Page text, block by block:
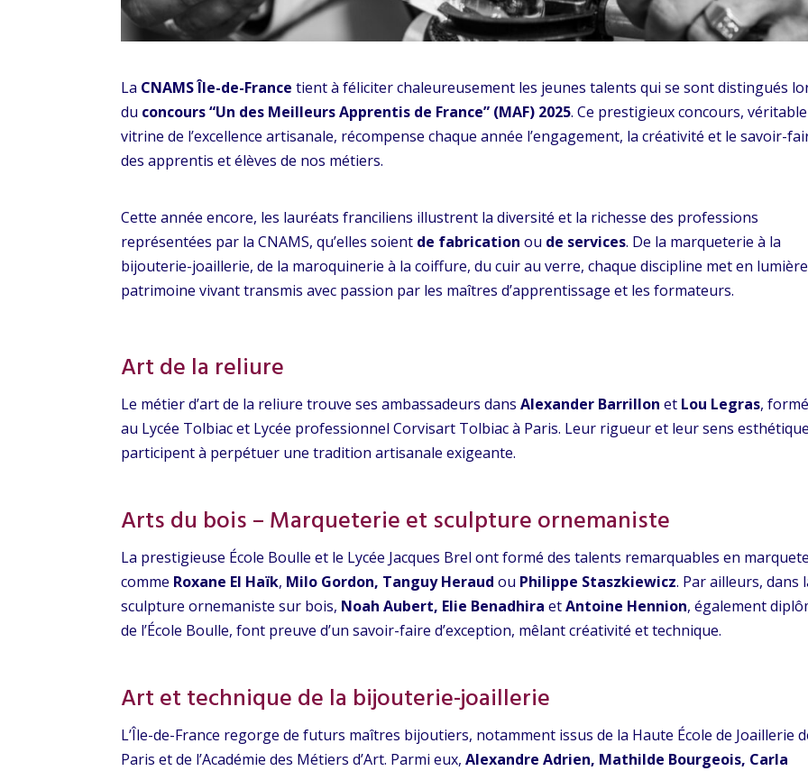
La CNAMS Île-de-France tient à féliciter chaleureusement les jeunes talents qui se sont distingués
du concours “Un des Meilleurs Apprentis de France” (MAF) 2025. Ce prestigieux concours, véritable
vitrine de l’excellence artisanale, récompense chaque année l’engagement, la créativité et le savoir-
des apprentis et élèves de nos métiers.
Cette année encore, les lauréats franciliens illustrent la diversité et la richesse des professions
représentées par la CNAMS, qu’elles soient de fabrication ou de services. De la marqueterie à la
bijouterie-joaillerie, de la maroquinerie à la coiffure, du cuir au verre, chaque discipline met en
patrimoine vivant transmis avec passion par les maîtres d’apprentissage et les formateurs.
Art de la reliure
Le métier d’art de la reliure trouve ses ambassadeurs dansAlexander Barrillon et Lou Legras,
au Lycée Tolbiac et Lycée professionnel Corvisart Tolbiac à Paris. Leur rigueur et leur sens
participent à perpétuer une tradition artisanale exigeante.
Arts du bois – Marqueterie et sculpture ornemaniste
La prestigieuse École Boulle et le Lycée Jacques Brel ont formé des talents remarquables en
comme Roxane El Haïk, Milo Gordon, Tanguy Heraudou Philippe Staszkiewicz. Par ailleurs, dans
sculpture ornemaniste sur bois, Noah Aubert, Elie Benadhira etAntoine Hennion, également
de l’École Boulle, font preuve d’un savoir-faire d’exception, mêlant créativité et technique.
Art et technique de la bijouterie-joaillerie
L’Île-de-France regorge de futurs maîtres bijoutiers, notamment issus de la Haute École de Joaillerie
Paris et de l’Académie des Métiers d’Art. Parmi eux,Alexandre Adrien, Mathilde Bourgeois, Carla